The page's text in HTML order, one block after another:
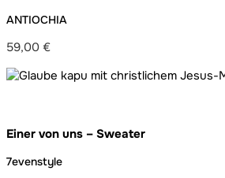
ANTIOCHIA
59,00 €
Einer von uns – Sweater
7evenstyle